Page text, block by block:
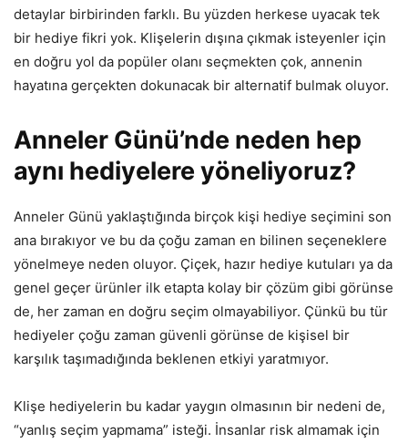
detaylar birbirinden farklı. Bu yüzden herkese uyacak tek
bir hediye fikri yok. Klişelerin dışına çıkmak isteyenler için
en doğru yol da popüler olanı seçmekten çok, annenin
hayatına gerçekten dokunacak bir alternatif bulmak oluyor.
Anneler Günü’nde neden hep
aynı hediyelere yöneliyoruz?
Anneler Günü yaklaştığında birçok kişi hediye seçimini son
ana bırakıyor ve bu da çoğu zaman en bilinen seçeneklere
yönelmeye neden oluyor. Çiçek, hazır hediye kutuları ya da
genel geçer ürünler ilk etapta kolay bir çözüm gibi görünse
de, her zaman en doğru seçim olmayabiliyor. Çünkü bu tür
hediyeler çoğu zaman güvenli görünse de kişisel bir
karşılık taşımadığında beklenen etkiyi yaratmıyor.
Klişe hediyelerin bu kadar yaygın olmasının bir nedeni de,
“yanlış seçim yapmama” isteği. İnsanlar risk almamak için